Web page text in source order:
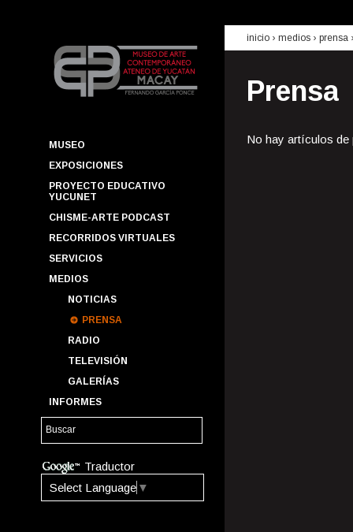
MUSEO
EXPOSICIONES
PROYECTO EDUCATIVO
YUCUNET
CHISME-ARTE PODCAST
RECORRIDOS VIRTUALES
SERVICIOS
MEDIOS
NOTICIAS
PRENSA
RADIO
TELEVISIÓN
GALERÍAS
INFORMES
Traductor
Select Language ▼
inicio › medios › prensa
Prensa
No hay artículos de